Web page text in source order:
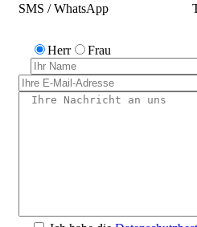
SMS / WhatsApp
Herr Frau